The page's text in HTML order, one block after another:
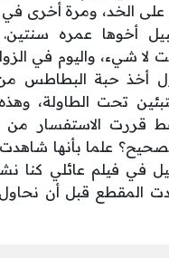
الخد، ومرة أخرى في
أخوها عمره سنتين.
لا شيء، واليوم في
أخذ حبة البطاطس من
تحت الطاولة،
قررت الاستفسار
علما بأنها
في فيلم عائلي كنا
المقطع قبل أن